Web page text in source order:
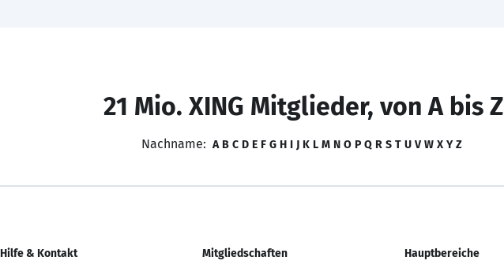
21 Mio. XING Mitglieder, von A bis Z
Nachname: A B C D E F G H I J K L M N O P Q R S T U V W X Y Z
Hilfe & Kontakt Mitgliedschaften Hauptbereiche